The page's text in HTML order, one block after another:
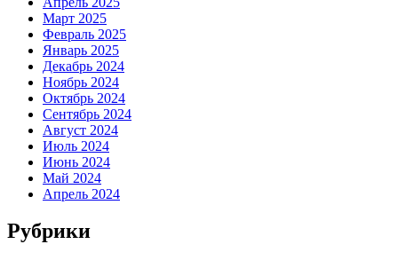
Март 2025
Февраль 2025
Январь 2025
Декабрь 2024
Ноябрь 2024
Октябрь 2024
Сентябрь 2024
Август 2024
Июль 2024
Июнь 2024
Май 2024
Апрель 2024
Рубрики